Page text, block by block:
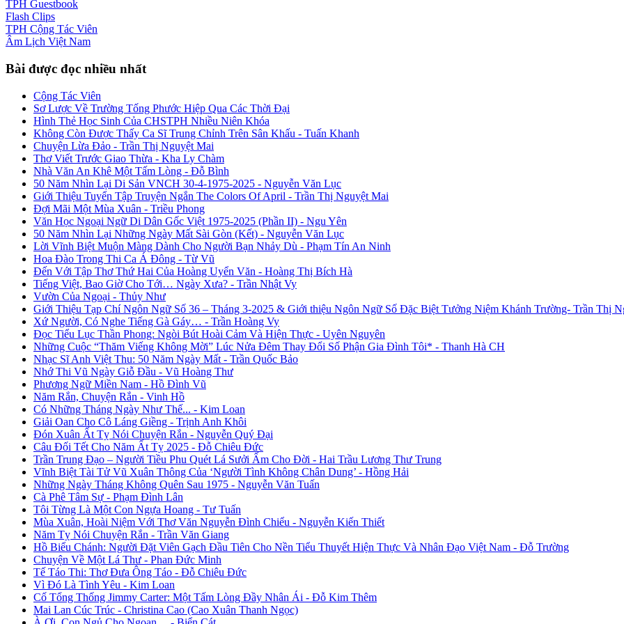
TPH Guestbook
Flash Clips
TPH Cộng Tác Viên
Âm Lịch Việt Nam
Bài được đọc nhiều nhất
Cộng Tác Viên
Sơ Lược Về Trường Tống Phước Hiệp Qua Các Thời Đại
Hình Thẻ Học Sinh Của CHSTPH Nhiều Niên Khóa
Không Còn Được Thấy Ca Sĩ Trung Chỉnh Trên Sân Khấu - Tuấn Khanh
Chuyện Lừa Đảo - Trần Thị Nguyệt Mai
Thơ Viết Trước Giao Thừa - Kha Ly Chàm
Nhà Văn An Khê Một Tấm Lòng - Đỗ Bình
50 Năm Nhìn Lại Di Sản VNCH 30-4-1975-2025 - Nguyễn Văn Lục
Giới Thiệu Tuyển Tập Truyện Ngắn The Colors Of April - Trần Thị Nguyệt Mai
Đợi Mãi Một Mùa Xuân - Triều Phong
Văn Học Ngoại Ngữ Di Dân Gốc Việt 1975-2025 (Phần II) - Ngu Yên
50 Năm Nhìn Lại Những Ngày Mất Sài Gòn (Kết) - Nguyễn Văn Lục
Lời Vĩnh Biệt Muộn Màng Dành Cho Người Bạn Nhảy Dù - Phạm Tín An Ninh
Hoa Đào Trong Thi Ca Á Đông - Từ Vũ
Đến Với Tập Thơ Thứ Hai Của Hoàng Uyển Văn - Hoàng Thị Bích Hà
Tiếng Việt, Bao Giờ Cho Tới… Ngày Xưa? - Trần Nhật Vy
Vườn Của Ngoại - Thủy Như
Giới Thiệu Tạp Chí Ngôn Ngữ Số 36 – Tháng 3-2025 & Giới thiệu Ngôn Ngữ Số Đặc Biệt Tưởng Niệm Khánh Trường- Trần Thị
Xứ Người, Có Nghe Tiếng Gà Gáy… - Trần Hoàng Vy
Đọc Tiểu Lục Thần Phong: Ngòi Bút Hoài Cảm Và Hiện Thực - Uyên Nguyên
Những Cuộc “Thăm Viếng Không Mời” Lúc Nửa Đêm Thay Đổi Số Phận Gia Đình Tôi* - Thanh Hà CH
Nhạc Sĩ Anh Việt Thu: 50 Năm Ngày Mất - Trần Quốc Bảo
Nhớ Thi Vũ Ngày Giỗ Đầu - Vũ Hoàng Thư
Phương Ngữ Miền Nam - Hồ Đình Vũ
Năm Rắn, Chuyện Rắn - Vinh Hồ
Có Những Tháng Ngày Như Thế... - Kim Loan
Giải Oan Cho Cô Láng Giềng - Trịnh Anh Khôi
Đón Xuân Ất Tỵ Nói Chuyện Rắn - Nguyễn Quý Đại
Câu Đối Tết Cho Năm Ất Tỵ 2025 - Đỗ Chiêu Đức
Trần Trung Đạo – Người Tiều Phu Quét Lá Sưởi Ấm Cho Đời - Hai Trầu Lương Thư Trung
Vĩnh Biệt Tài Tử Vũ Xuân Thông Của ‘Người Tình Không Chân Dung’ - Hồng Hải
Những Ngày Tháng Không Quên Sau 1975 - Nguyễn Văn Tuấn
Cà Phê Tâm Sự - Phạm Đình Lân
Tôi Từng Là Một Con Ngựa Hoang - Tư Tuấn
Mùa Xuân, Hoài Niệm Với Thơ Văn Nguyễn Đình Chiểu - Nguyễn Kiến Thiết
Năm Tỵ Nói Chuyện Rắn - Trần Văn Giang
Hồ Biểu Chánh: Người Đặt Viên Gạch Đầu Tiên Cho Nền Tiểu Thuyết Hiện Thực Và Nhân Đạo Việt Nam - Đỗ Trường
Chuyện Về Một Lá Thư - Phan Đức Minh
Tế Táo Thi: Thơ Đưa Ông Táo - Đỗ Chiêu Đức
Vì Đó Là Tình Yêu - Kim Loan
Cố Tổng Thống Jimmy Carter: Một Tấm Lòng Đầy Nhân Ái - Đỗ Kim Thêm
Mai Lan Cúc Trúc - Christina Cao (Cao Xuân Thanh Ngọc)